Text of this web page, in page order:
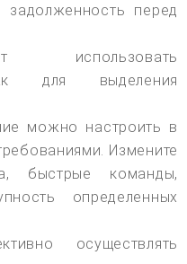
перед
использовать
для выделения
можно настроить в
Измените
быстрые команды,
определенных
осуществлять